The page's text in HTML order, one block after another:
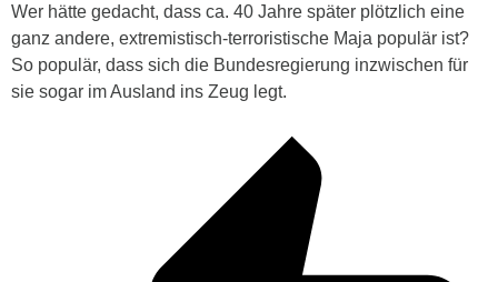
Wer hätte gedacht, dass ca. 40 Jahre später plötzlich eine
ganz andere, extremistisch-terroristische Maja populär ist?
So populär, dass sich die Bundesregierung inzwischen für
sie sogar im Ausland ins Zeug legt.